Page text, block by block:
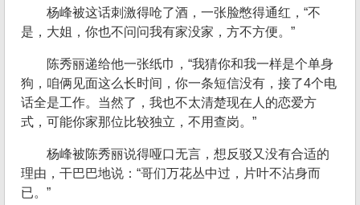
杨峰被这话刺激得呛了酒，一张脸憋得通红，“不
是，大姐，你也不问问我有家没家，方不方便。”
陈秀丽递给他一张纸巾，“我猜你和我一样是个单身
狗，咱俩见面这么长时间，你一条短信没有，接了4个电
话全是工作。当然了，我也不太清楚现在人的恋爱方
式，可能你家那位比较独立，不用查岗。”
杨峰被陈秀丽说得哑口无言，想反驳又没有合适的
理由，干巴巴地说：“哥们万花丛中过，片叶不沾身而
已。”